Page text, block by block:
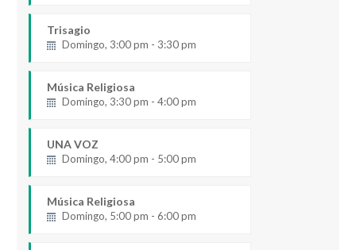
Trisagio
Domingo, 3:00 pm - 3:30 pm
Música Religiosa
Domingo, 3:30 pm - 4:00 pm
UNA VOZ
Domingo, 4:00 pm - 5:00 pm
Música Religiosa
Domingo, 5:00 pm - 6:00 pm